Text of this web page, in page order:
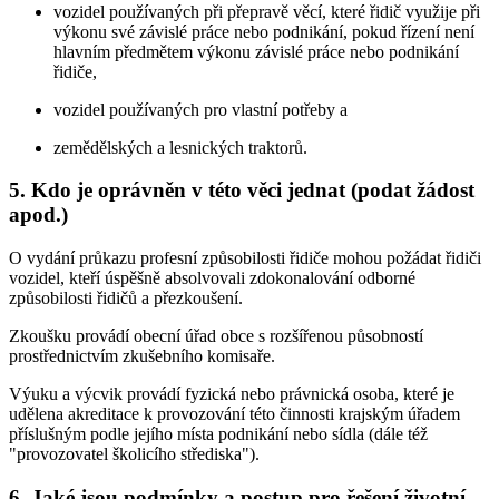
vozidel používaných při přepravě věcí, které řidič využije při
výkonu své závislé práce nebo podnikání, pokud řízení není
hlavním předmětem výkonu závislé práce nebo podnikání
řidiče,
vozidel používaných pro vlastní potřeby a
zemědělských a lesnických traktorů.
5. Kdo je oprávněn v této věci jednat (podat žádost
apod.)
O vydání průkazu profesní způsobilosti řidiče mohou požádat řidiči
vozidel, kteří úspěšně absolvovali zdokonalování odborné
způsobilosti řidičů a přezkoušení.
Zkoušku provádí obecní úřad obce s rozšířenou působností
prostřednictvím zkušebního komisaře.
Výuku a výcvik provádí fyzická nebo právnická osoba, které je
udělena akreditace k provozování této činnosti krajským úřadem
příslušným podle jejího místa podnikání nebo sídla (dále též
"provozovatel školicího střediska").